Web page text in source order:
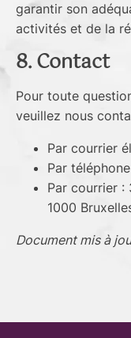
garantir son
activités et de la
8. Contact
Pour toute
veuillez nous
Par courrier
Par
Par courrier :
1000
Document mis à